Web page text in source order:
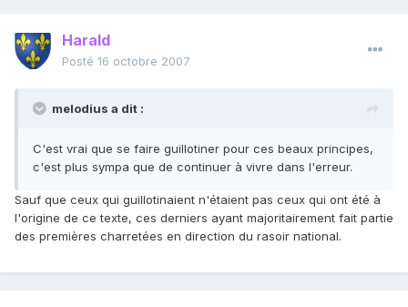
Harald
Posté 16 octobre 2007
melodius a dit :
C'est vrai que se faire guillotiner pour ces beaux principes,
c'est plus sympa que de continuer à vivre dans l'erreur.
Sauf que ceux qui guillotinaient n'étaient pas ceux qui ont été à
l'origine de ce texte, ces derniers ayant majoritairement fait partie
des premières charretées en direction du rasoir national.